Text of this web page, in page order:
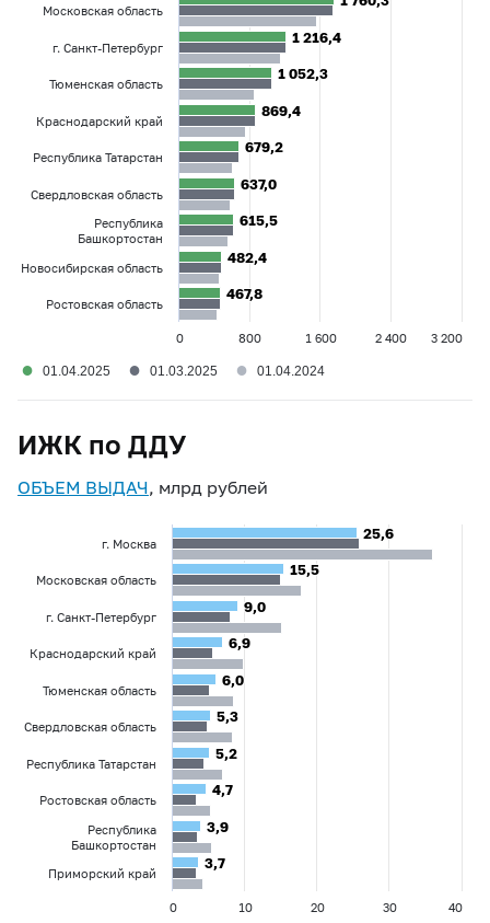
1 216,4
1 216,4
1 052,3
1 052,3
869,4
869,4
679,2
679,2
637,0
637,0
615,5
615,5
482,4
482,4
467,8
467,8
Московская область
г. Санкт-Петербург
Тюменская область
Краснодарский край
Республика Татарстан
Свердловская область
Республика
Башкортостан
Новосибирская область
Ростовская область
0 800 1 600 2 400 3 200
● 01.04.2025 ● 01.03.2025 ● 01.04.2024
ИЖК по ДДУ
ОБЪЕМ ВЫДАЧ, млрд рублей
25,6
25,6
15,5
15,5
9,0
9,0
6,9
6,9
6,0
6,0
5,3
5,3
5,2
5,2
4,7
4,7
3,9
3,9
3,7
3,7
г. Москва
Московская область
г. Санкт-Петербург
Краснодарский край
Тюменская область
Свердловская область
Республика Татарстан
Ростовская область
Республика
Башкортостан
Приморский край
0 10 20 30 40